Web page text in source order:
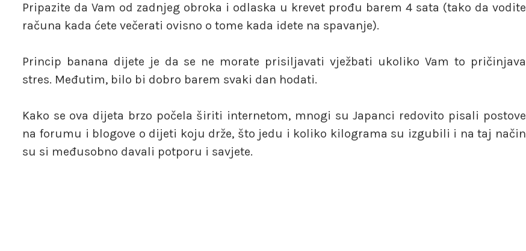
Pripazite da Vam od zadnjeg obroka i odlaska u krevet prođu barem 4 sata (tako da vodite
računa kada ćete večerati ovisno o tome kada idete na spavanje).
Princip banana dijete je da se ne morate prisiljavati vježbati ukoliko Vam to pričinjava
stres. Međutim, bilo bi dobro barem svaki dan hodati.
Kako se ova dijeta brzo počela širiti internetom, mnogi su Japanci redovito pisali postove
na forumu i blogove o dijeti koju drže, što jedu i koliko kilograma su izgubili i na taj način
su si međusobno davali potporu i savjete.